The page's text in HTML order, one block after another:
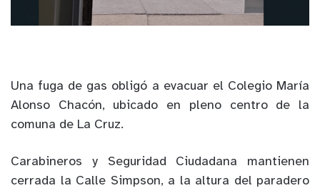
Una fuga de gas obligó a evacuar el Colegio María
Alonso Chacón, ubicado en pleno centro de la
comuna de La Cruz.
Carabineros y Seguridad Ciudadana mantienen
cerrada la Calle Simpson, a la altura del paradero